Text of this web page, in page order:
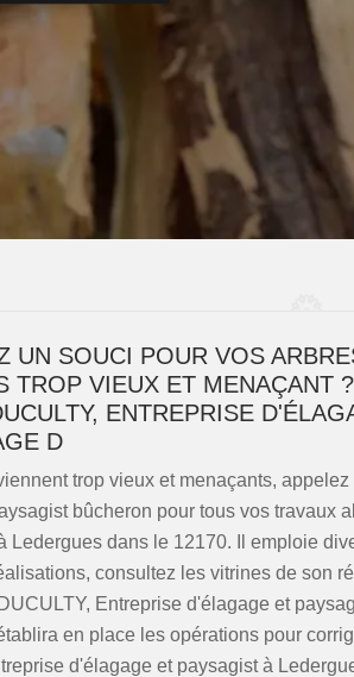
UN SOUCI POUR VOS
TROP VIEUX ET MENAÇANT
ENTREPRISE
D
trop vieux et menaçants,
bûcheron pour tous vos travaux
Ledergues dans le 12170. Il emploie
consultez les vitrines de son
Entreprise d'élagage et
en place les opérations pour
d'élagage et paysagist à